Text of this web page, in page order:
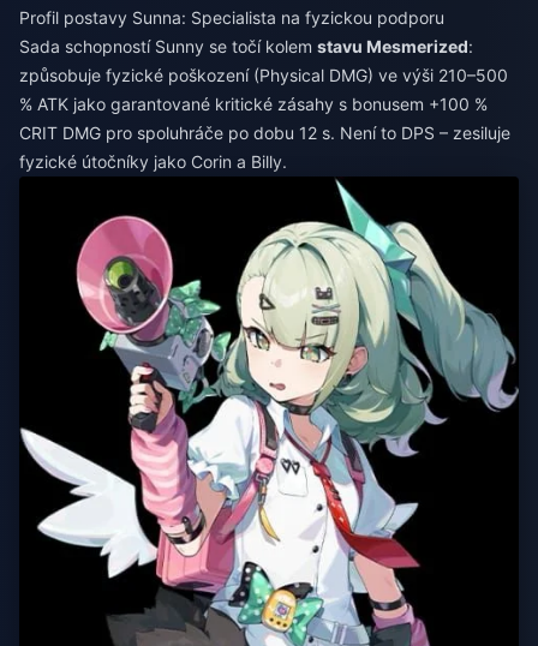
Profil postavy Sunna: Specialista na fyzickou podporu
Sada schopností Sunny se točí kolem stavu Mesmerized:
způsobuje fyzické poškození (Physical DMG) ve výši 210–500
% ATK jako garantované kritické zásahy s bonusem +100 %
CRIT DMG pro spoluhráče po dobu 12 s. Není to DPS – zesiluje
fyzické útočníky jako Corin a Billy.